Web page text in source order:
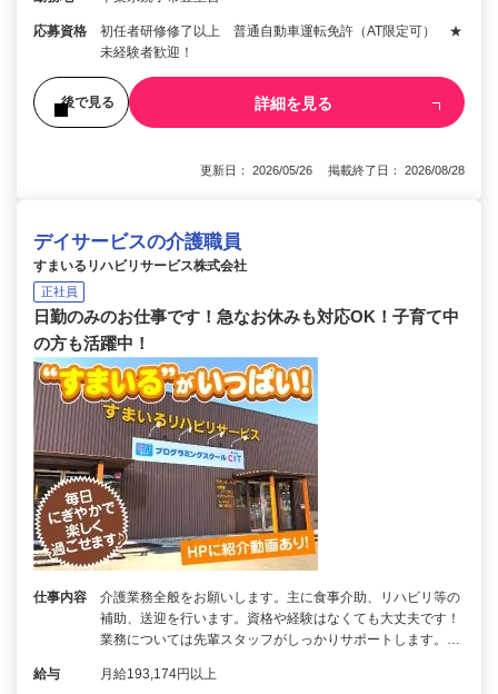
応募資格
初任者研修修了以上 普通自動車運転免許（AT限定可） ★
未経験者歓迎！
後で見る 詳細を見る
更新日： 2026/05/26 掲載終了日： 2026/08/28
デイサービスの介護職員
すまいるリハビリサービス株式会社
正社員
日勤のみのお仕事です！急なお休みも対応OK！子育て中
の方も活躍中！
仕事内容
介護業務全般をお願いします。主に食事介助、リハビリ等の
補助、送迎を行います。資格や経験はなくても大丈夫です！
業務については先輩スタッフがしっかりサポートします。…
給与 月給193,174円以上